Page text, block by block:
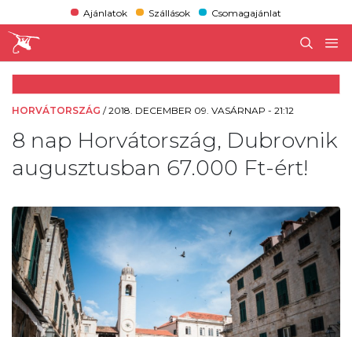
Ajánlatok Szállások Csomagajánlat
HORVÁTORSZÁG /2018. DECEMBER 09. VASÁRNAP - 21:12
8 nap Horvátország, Dubrovnik
augusztusban 67.000 Ft-ért!